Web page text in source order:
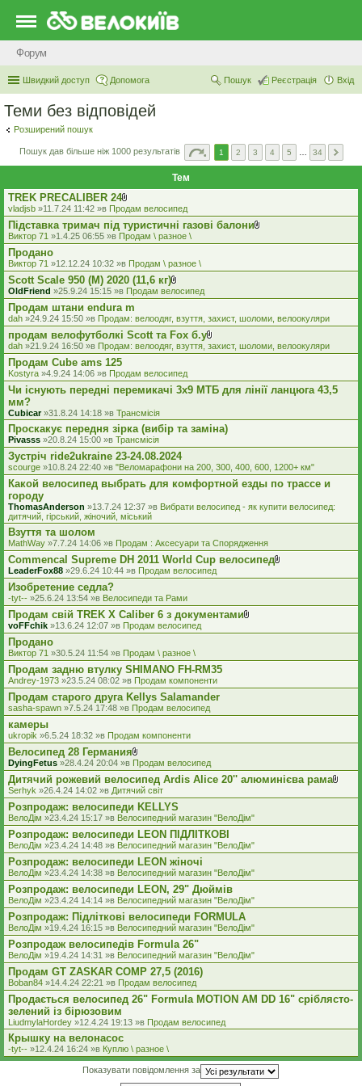
Форум
Швидкий доступ Допомога Вхід
Реєстрація
Пошук
Теми без відповідей
Розширений пошук
Пошук дав більше ніж 1000 результатів 1 2 3 4 5 34
Тем
TREK PRECALIBER 24
В
к
л
а
д
н
н
я
vladjsb »11.7.24 11:42 »в Продам велосипед
Підставка тримач під туристичні газові балони
к
д
н
Виктор 71 »1.4.25 06:55 »в Продам \ разное \
Продано
Виктор 71 »12.12.24 10:32 »в Продам \ разное \
Scott Scale 950 (М) 2020 (11,6 кг)
В
к
а
д
е
н
н
OldFriend »25.9.24 15:15 »в Продам велосипед
Продам штани endura m
dah »24.9.24 15:50 »в Продам: велоодяг, взуття, захист, шоломи, велоокуляри
продам велофутболкі Scott та Fox б.у
В
к
д
е
я
dah »21.9.24 16:50 »в Продам: велоодяг, взуття, захист, шоломи, велоокуляри
Продам Cube ams 125
Kostyra »4.9.24 14:06 »в Продам велосипед
Чи існують передні перемикачі 3x9 МТБ для лінії ланцюга 43,5
мм?
Cubicar»31.8.24 14:18 »в Трансмісія
Проскакує передня зірка (вибір та заміна)
Pivasss »20.8.24 15:00 »в Трансмісія
Зустріч ride2ukraine 23-24.08.2024
scourge »10.8.24 22:40 »в "Веломарафони на 200, 300, 400, 600, 1200+ км"
Какой велосипед выбрать для комфортной езды по трассе и
городу
ThomasAnderson »13.7.24 12:37 »в Вибрати велосипед - як купити велосипед:
дитячий, гірський, жіночий, міський
Взуття та шолом
MathWay »7.7.24 14:06 »в Продам : Аксесуари та Спорядження
Commencal Supreme DH 2011 World Cup велосипед
к
д
н
LeaderFox88 »29.6.24 10:44 »в Продам велосипед
Изобретение седла?
-tyt-- »25.6.24 13:54 »в Велосипеди та Рами
Продам свій TREK X Caliber 6 з документами
к
д
н
voFFchik »13.6.24 12:07 »в Продам велосипед
Продано
Виктор 71 »30.5.24 11:54 »в Продам \ разное \
Продам задню втулку SHIMANO FH-RM35
Andrey-1973 »23.5.24 08:02 »в Продам компоненти
Продам старого друга Kellys Salamander
sasha-spawn »7.5.24 17:48 »в Продам велосипед
камеры
ukropik »6.5.24 18:32 »в Продам компоненти
Велосипед 28 Германия
В
к
л
а
д
е
н
н
я
DyingFetus »28.4.24 20:04 »в Продам велосипед
Дитячий рожевий велосипед Ardis Alice 20'' алюминієва рама
к
д
н
Serhyk »26.4.24 14:02 »в Дитячий світ
Розпродаж: велосипеди KELLYS
ВелоДім »23.4.24 15:17 »в Велосипедний магазин "ВелоДім"
Розпродаж: велосипеди LEON ПІДЛІТКОВІ
ВелоДім »23.4.24 14:48 »в Велосипедний магазин "ВелоДім"
Розпродаж: велосипеди LEON жіночі
ВелоДім »23.4.24 14:38 »в Велосипедний магазин "ВелоДім"
Розпродаж: велосипеди LEON, 29" Дюймів
ВелоДім »23.4.24 14:14 »в Велосипедний магазин "ВелоДім"
Розпродаж: Підліткові велосипеди FORMULA
ВелоДім »19.4.24 16:15 »в Велосипедний магазин "ВелоДім"
Розпродаж велосипедів Formula 26"
ВелоДім »19.4.24 14:31 »в Велосипедний магазин "ВелоДім"
Продам GT ZASKAR COMP 27,5 (2016)
Boban84 »14.4.24 22:21 »в Продам велосипед
Продається велосипед 26" Formula MOTION AM DD 16" сріблясто-
зелений із бірюзовим
LiudmylaHordey »12.4.24 19:13 »в Продам велосипед
Крышку на велонасос
-tyt-- »12.4.24 16:24 »в Куплю \ разное \
Показувати повідомлення за